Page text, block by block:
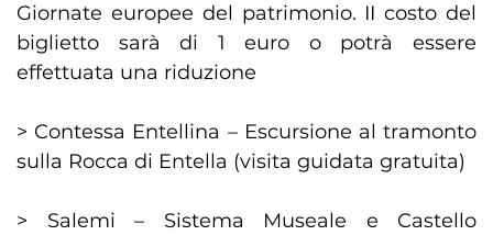
Giornate europee del patrimonio. II costo del
biglietto sarà di 1 euro o potrà essere
effettuata una riduzione
> Contessa Entellina – Escursione al tramonto
sulla Rocca di Entella (visita guidata gratuita)
> Salemi – Sistema Museale e Castello